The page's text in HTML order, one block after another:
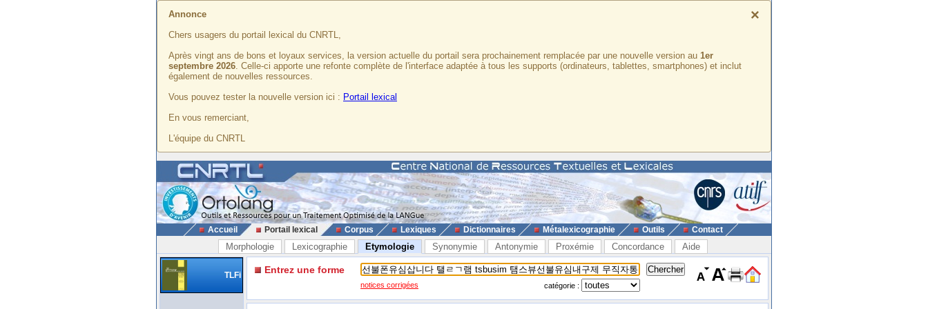
×
Annonce
Chers usagers du portail lexical du CNRTL,
Après vingt ans de bons et loyaux services, la version actuelle du portail sera prochainement remplacée par une nouvelle version au 1er
septembre 2026. Celle-ci apporte une refonte complète de l'interface adaptée à tous les supports (ordinateurs, tablettes, smartphones) et inclut
également de nouvelles ressources.
Vous pouvez tester la nouvelle version ici : Portail lexical
En vous remerciant,
L'équipe du CNRTL
Accueil Portail lexical Corpus Lexiques Dictionnaires Métalexicographie Outils Contact
Morphologie Lexicographie Etymologie Synonymie Antonymie Proxémie Concordance Aide
TLFi Entrez une forme
notices corrigées catégorie :